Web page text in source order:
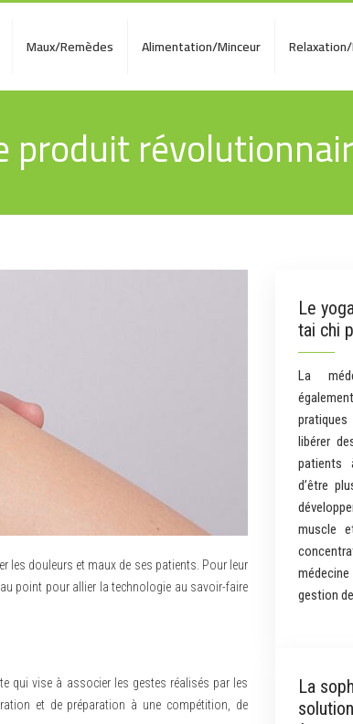
Maux/Remèdes Alimentation/Minceur
produit
point pour allier la technologie au savoir-faire
qui vise à associer les gestes réalisés par les
et de préparation à une compétition, de
Le
tai chi
La
libérer
patients
d’être
muscle
gestion
La